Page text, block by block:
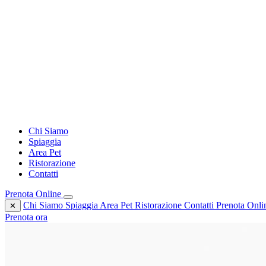
Chi Siamo
Spiaggia
Area Pet
Ristorazione
Contatti
Prenota Online
✕ Chi Siamo Spiaggia Area Pet Ristorazione Contatti Prenota
Prenota ora